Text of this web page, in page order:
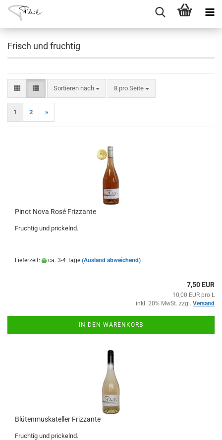
Frisch und fruchtig
Sortieren nach
Sortieren nach 8 pro Seite
pro Seite
1 2 »
Pinot Nova Rosé Frizzante
Fruchtig und prickelnd.
Lieferzeit: ca. 3-4 Tage (Ausland abweichend)
7,50 EUR
10,00 EUR pro L
inkl. 20% MwSt. zzgl. Versand
IN DEN WARENKORB
Blütenmuskateller Frizzante
Fruchtig und prickelnd.